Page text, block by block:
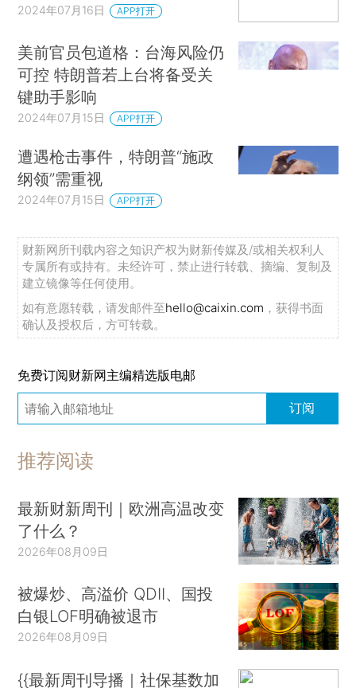
2024年07月16日 APP打开
美前官员包道格：台海风险仍
可控 特朗普若上台将备受关
键助手影响
2024年07月15日 APP打开
遭遇枪击事件，特朗普“施政
纲领”需重视
2024年07月15日 APP打开
财新网所刊载内容之知识产权为财新传媒及/或相关权利人
专属所有或持有。未经许可，禁止进行转载、摘编、复制及
建立镜像等任何使用。
如有意愿转载，请发邮件至hello@caixin.com ，获得书面
确认及授权后，方可转载。
免费订阅财新网主编精选版电邮
订阅
推荐阅读
最新财新周刊｜欧洲高温改变
了什么？
2026年08月09日
被爆炒、高溢价 QDII、国投
白银LOF明确被退市
2026年08月09日
{{最新周刊导播｜社保基数加